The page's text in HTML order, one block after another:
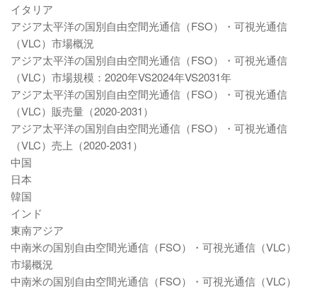
イタリア
アジア太平洋の国別自由空間光通信（FSO）・可視光通信
（VLC）市場概況
アジア太平洋の国別自由空間光通信（FSO）・可視光通信
（VLC）市場規模：2020年VS2024年VS2031年
アジア太平洋の国別自由空間光通信（FSO）・可視光通信
（VLC）販売量（2020-2031）
アジア太平洋の国別自由空間光通信（FSO）・可視光通信
（VLC）売上（2020-2031）
中国
日本
韓国
インド
東南アジア
中南米の国別自由空間光通信（FSO）・可視光通信（VLC）
市場概況
中南米の国別自由空間光通信（FSO）・可視光通信（VLC）